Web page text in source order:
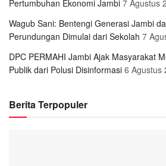
Pertumbuhan Ekonomi Jambi 7 Agustus
Wagub Sani: Bentengi Generasi Jambi
Perundungan Dimulai dari Sekolah 7
DPC PERMAHI Jambi Ajak Masyarakat
Publik dari Polusi Disinformasi 6 Agustus
Berita Terpopuler